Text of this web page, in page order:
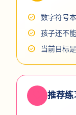
check_circle 数字符号
check_circle 孩子还不
check_circle 当前目标
推荐练